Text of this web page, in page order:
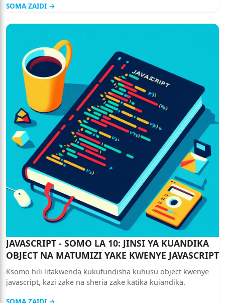
SOMA ZAIDI →
JAVASCRIPT - SOMO LA 10: JINSI YA KUANDIKA
OBJECT NA MATUMIZI YAKE KWENYE JAVASCRIPT
Ksomo hili litakwenda kukufundisha kuhusu object kwenye
javascript, kazi zake na sheria zake katika kuiandika.